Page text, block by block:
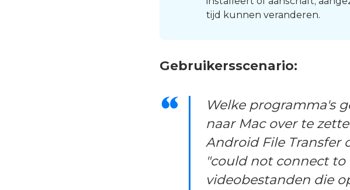
tijd kunnen veranderen.
Gebruikersscenario:
Welke programma's
naar Mac over te
Android File Transfer
"could not connect to
videobestanden die